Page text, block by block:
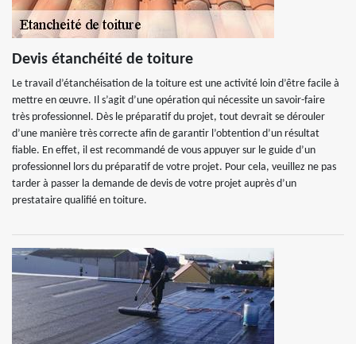
Devis étanchéité de toiture
Le travail d’étanchéisation de la toiture est une activité loin d’être facile à
mettre en œuvre. Il s’agit d’une opération qui nécessite un savoir-faire
très professionnel. Dès le préparatif du projet, tout devrait se dérouler
d’une manière très correcte afin de garantir l’obtention d’un résultat
fiable. En effet, il est recommandé de vous appuyer sur le guide d’un
professionnel lors du préparatif de votre projet. Pour cela, veuillez ne pas
tarder à passer la demande de devis de votre projet auprès d’un
prestataire qualifié en toiture.